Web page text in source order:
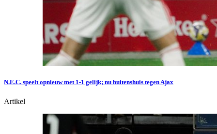
N.E.C. speelt opnieuw met 1-1 gelijk; nu buitenshuis tegen Ajax
Artikel